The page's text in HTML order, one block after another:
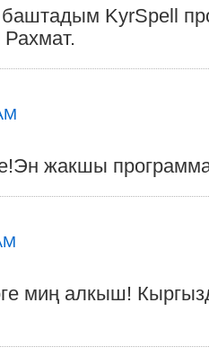
KyrSpell
жакшы
миң алкыш!